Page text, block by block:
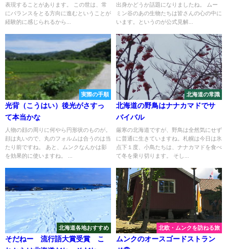
表現することがあります。 この世は、常
にバランスをとる方向に進むということが
経験的に感じられるから...
出身かどうか話題になりましたね。 ムー
ミン谷のあの生物たちは皆さんの心の中に
います。というのが公式見解...
実際の手順
光背（こうはい）後光がさすっ
て本当かな
人物の顔の周りに何やら円形状のものが。
顔は丸いので、丸のフォルムは合うのは当
たり前ですね。 あと、ムンクなんかは影
を効果的に使いますね。 ...
北海道の常識
北海道の野鳥はナナカマドでサ
バイバル
厳寒の北海道ですが、野鳥は全然気にせず
に普通に生きていますね。札幌は今日は氷
点下１度、小鳥たちは、ナナカマドを食べ
て冬を乗り切ります。 そし...
北海道各地おすすめ
そだねー 流行語大賞受賞 こ
北欧・ムンクを訪ねる旅
ムンクのオースゴードストラン